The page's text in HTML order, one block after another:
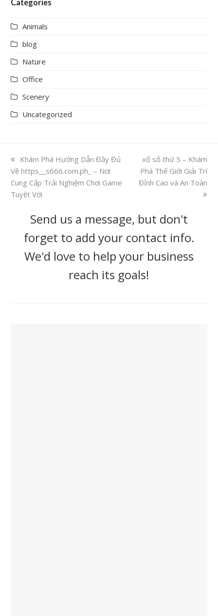
Categories
Animals
blog
Nature
Office
Scenery
Uncategorized
previous
post:
Khám Phá Hướng Dẫn Đầy Đủ
Về https__s666.com.ph_ – Nơi
Cung Cấp Trải Nghiệm Chơi Game
Tuyệt Vời
next
post:
xổ số thứ 5 – Khám
Phá Thế Giới Giải Trí
Đỉnh Cao và An Toàn
Send us a message, but don't
forget to add your contact info.
We'd love to help your business
reach its goals!